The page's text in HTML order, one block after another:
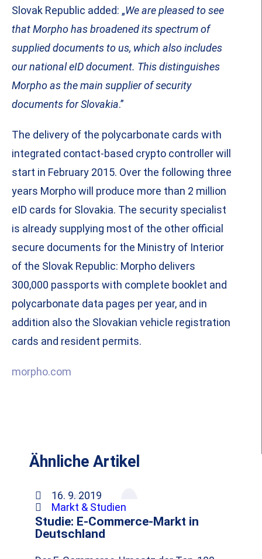
Slovak Republic added: „We are pleased to see
that Morpho has broadened its spectrum of
supplied documents to us, which also includes
our national eID document. This distinguishes
Morpho as the main supplier of security
documents for Slovakia.”
The delivery of the polycarbonate cards with
integrated contact-based crypto controller will
start in February 2015. Over the following three
years Morpho will produce more than 2 million
eID cards for Slovakia. The security specialist
is already supplying most of the other official
secure documents for the Ministry of Interior
of the Slovak Republic: Morpho delivers
300,000 passports with complete booklet and
polycarbonate data pages per year, and in
addition also the Slovakian vehicle registration
cards and resident permits.
morpho.com
Ähnliche Artikel
16. 9. 2019
Markt & Studien
Studie: E-Commerce-Markt in
Deutschland